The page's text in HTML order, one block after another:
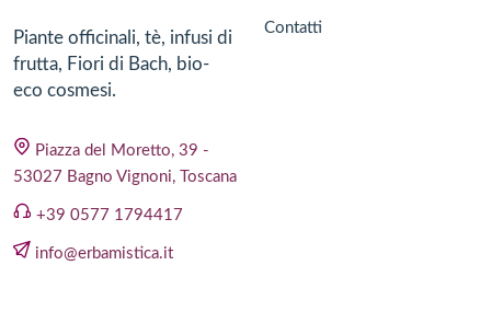
Piante officinali, tè, infusi di
frutta, Fiori di Bach, bio-
eco cosmesi.
Piazza del Moretto, 39 -
53027 Bagno Vignoni, Toscana
+39 0577 1794417
info@erbamistica.it
Contatti